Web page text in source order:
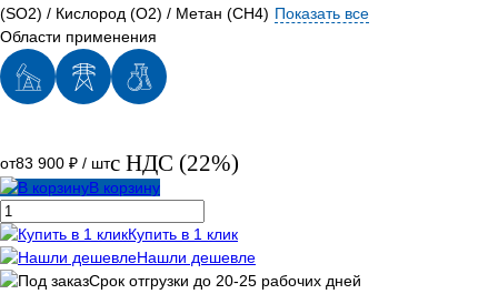
(SO2) / Кислород (O2) / Метан (CH4) Показать все
Области применения
от83 900 ₽ / штс НДС (22%)
В корзину
Купить в 1 клик
Нашли дешевле
Срок отгрузки до 20-25 рабочих дней